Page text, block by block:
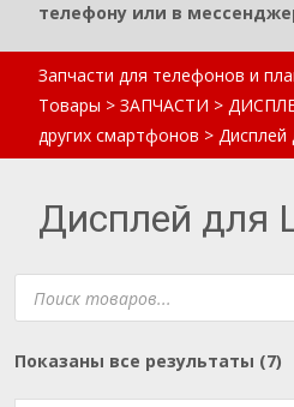
телефону или в
Запчасти для телефонов и
Товары > ЗАПЧАСТИ >
других смартфонов > Дисплей
Дисплей для
Поиск
товаров
Показаны все результаты (7)